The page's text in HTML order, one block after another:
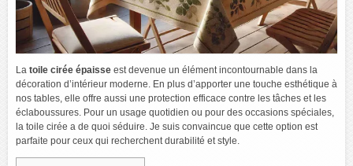
La toile cirée épaisse est devenue un élément incontournable dans la
décoration d’intérieur moderne. En plus d’apporter une touche esthétique à
nos tables, elle offre aussi une protection efficace contre les tâches et les
éclaboussures. Pour un usage quotidien ou pour des occasions spéciales,
la toile cirée a de quoi séduire. Je suis convaincue que cette option est
parfaite pour ceux qui recherchent durabilité et style.